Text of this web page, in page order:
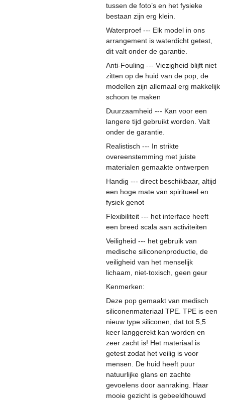
tussen de foto’s en het fysieke
bestaan zijn erg klein.
Waterproef --- Elk model in ons
arrangement is waterdicht getest,
dit valt onder de garantie.
Anti-Fouling --- Viezigheid blijft niet
zitten op de huid van de pop, de
modellen zijn allemaal erg makkelijk
schoon te maken
Duurzaamheid --- Kan voor een
langere tijd gebruikt worden. Valt
onder de garantie.
Realistisch --- In strikte
overeenstemming met juiste
materialen gemaakte ontwerpen
Handig --- direct beschikbaar, altijd
een hoge mate van spiritueel en
fysiek genot
Flexibiliteit --- het interface heeft
een breed scala aan activiteiten
Veiligheid --- het gebruik van
medische siliconenproductie, de
veiligheid van het menselijk
lichaam, niet-toxisch, geen geur
Kenmerken:
Deze pop gemaakt van medisch
siliconenmateriaal TPE. TPE is een
nieuw type siliconen, dat tot 5,5
keer langgerekt kan worden en
zeer zacht is! Het materiaal is
getest zodat het veilig is voor
mensen. De huid heeft puur
natuurlijke glans en zachte
gevoelens door aanraking. Haar
mooie gezicht is gebeeldhouwd